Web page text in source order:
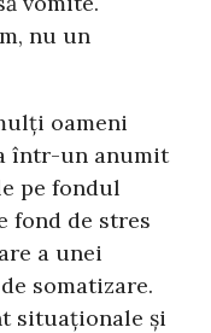
nu un
oameni
într-un anumit
pe fondul
fond de stres
a unei
somatizare.
situaționale și